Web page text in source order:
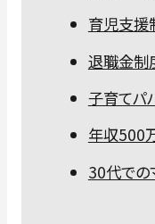
育児支援
退職金制
子育てパ
年収500
30代での